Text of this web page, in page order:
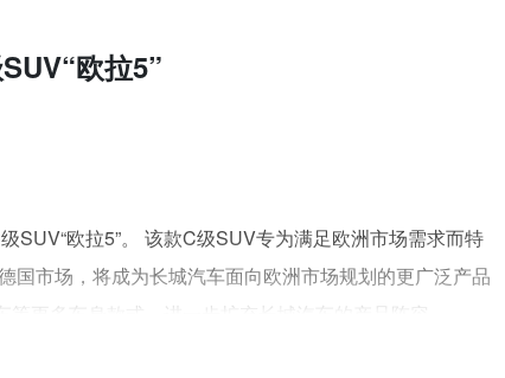
欧拉5”
SUV“欧拉5”。 该款C级SUV专为满足欧洲市场需求而特
国市场，将成为长城汽车面向欧洲市场规划的更广泛产品
更多车身款式，进一步扩充长城汽车的产品阵容。